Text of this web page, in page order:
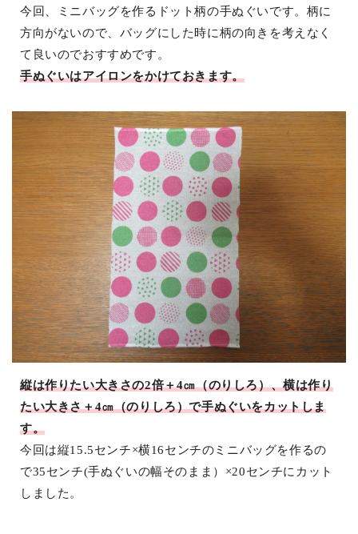
今回、ミニバッグを作るドット柄の手ぬぐいです。柄に
方向がないので、バッグにした時に柄の向きを考えなく
て良いのでおすすめです。
手ぬぐいはアイロンをかけておきます。
縦は作りたい大きさの2倍＋4㎝（のりしろ）、横は作り
たい大きさ＋4㎝（のりしろ）で手ぬぐいをカットしま
す。
今回は縦15.5センチ×横16センチのミニバッグを作るの
で35センチ(手ぬぐいの幅そのまま）×20センチにカット
しました。